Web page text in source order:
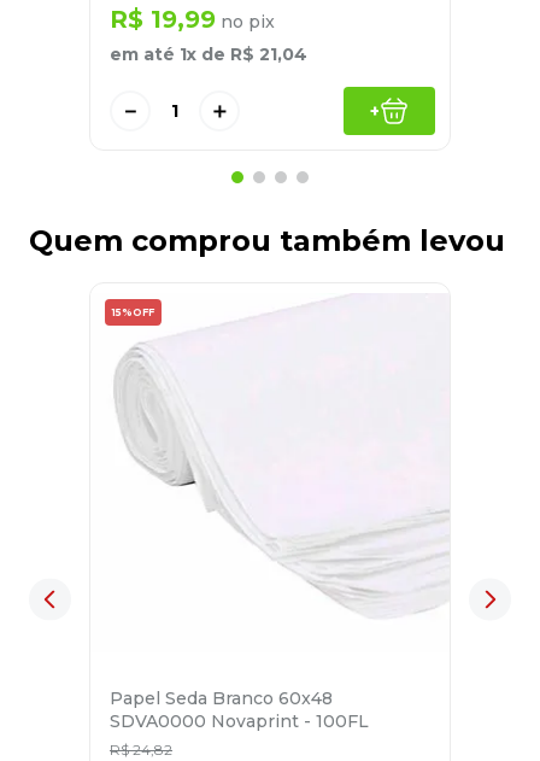
R$ 19,99 no pix
em até 1x de R$ 21,04
＋
－ +
Quem comprou também levou
15% OFF
Papel Seda Branco 60x48
SDVA0000 Novaprint - 100FL
R$ 24,82